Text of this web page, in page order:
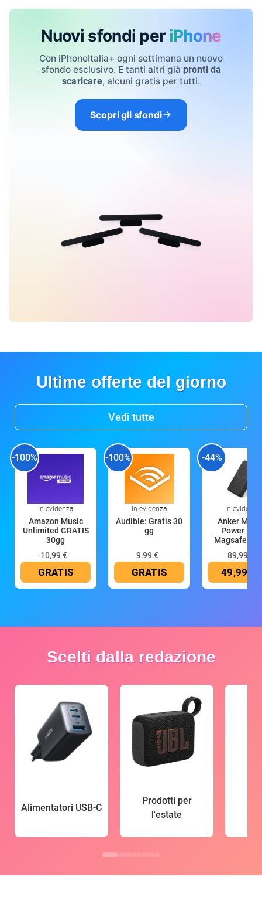
Nuovi sfondi per iPhone
Con iPhoneItalia+ ogni settimana un nuovo
sfondo esclusivo. E tanti altri già pronti da
scaricare, alcuni gratis per tutti.
Scopri gli sfondi
Ultime offerte del giorno
Vedi tutte
-100%
In evidenza
Amazon Music
Unlimited GRATIS
30gg
10,99 €
GRATIS
-100%
In evidenza
Audible: Gratis 30
gg
9,99 €
GRATIS
-44%
In evidenza
Anker
Power
Magsafe
89,99 €
49,99 €
Scelti dalla redazione
Alimentatori USB-C
Prodotti per
l'estate